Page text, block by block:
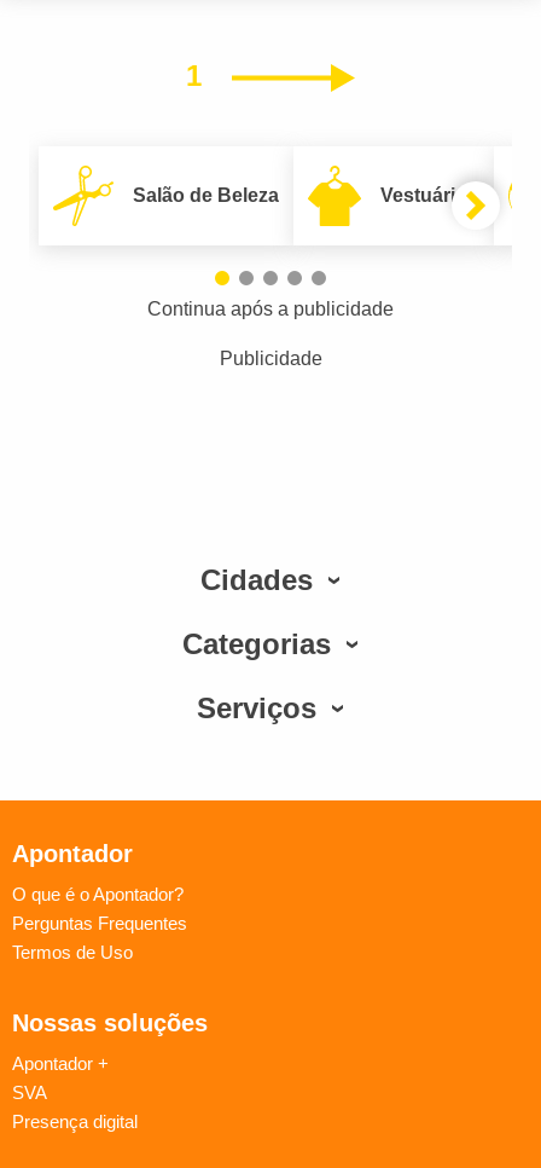
1 Próximo
Salão de Beleza Vestuário
Continua após a publicidade
Publicidade
Cidades
Categorias
Serviços
Apontador
O que é o Apontador?
Perguntas Frequentes
Termos de Uso
Nossas soluções
Apontador +
SVA
Presença digital